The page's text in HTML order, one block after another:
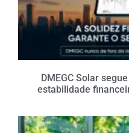
DMEGC Solar
estabilidade